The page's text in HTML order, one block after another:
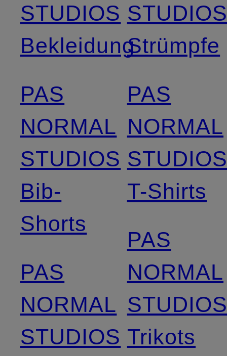
STUDIOS
Bekleidung
PAS
NORMAL
STUDIOS
Bib-
Shorts
PAS
NORMAL
STUDIOS
Strümpfe
PAS
NORMAL
T-Shirts
PAS
NORMAL
Trikots